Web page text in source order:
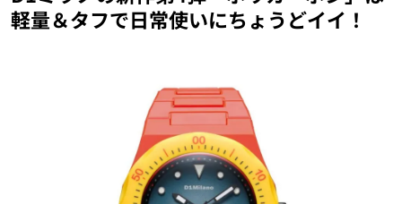
軽量＆タフで日常使いにちょうどイイ！